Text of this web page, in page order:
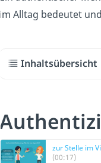
im Alltag bedeutet
Inhaltsübersicht
zur Stelle im
(00:17)